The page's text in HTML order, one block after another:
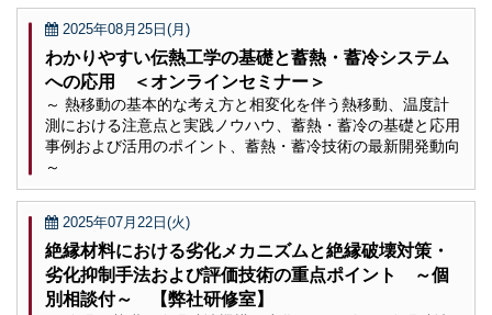
2025年08月25日(月)
わかりやすい伝熱工学の基礎と蓄熱・蓄冷システム
への応用 ＜オンラインセミナー＞
～ 熱移動の基本的な考え方と相変化を伴う熱移動、温度計
測における注意点と実践ノウハウ、蓄熱・蓄冷の基礎と応用
事例および活用のポイント、蓄熱・蓄冷技術の最新開発動向
～
2025年07月22日(火)
絶縁材料における劣化メカニズムと絶縁破壊対策・
劣化抑制手法および評価技術の重点ポイント ～個
別相談付～ 【弊社研修室】